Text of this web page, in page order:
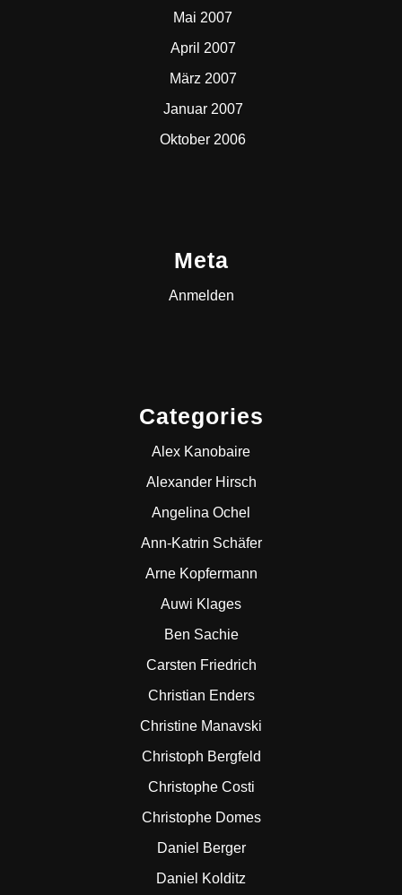
Mai 2007
April 2007
März 2007
Januar 2007
Oktober 2006
Meta
Anmelden
Categories
Alex Kanobaire
Alexander Hirsch
Angelina Ochel
Ann-Katrin Schäfer
Arne Kopfermann
Auwi Klages
Ben Sachie
Carsten Friedrich
Christian Enders
Christine Manavski
Christoph Bergfeld
Christophe Costi
Christophe Domes
Daniel Berger
Daniel Kolditz